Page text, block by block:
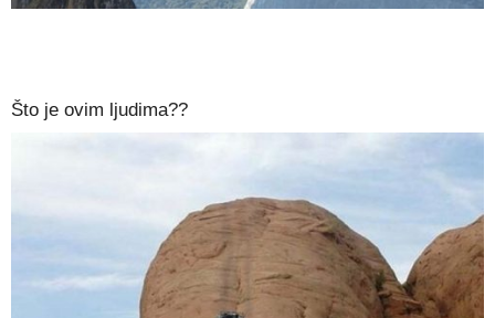
Što je ovim ljudima??